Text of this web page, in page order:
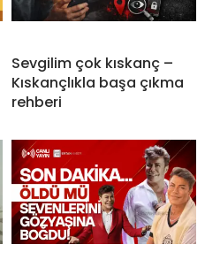
Sevgilim çok kıskanç –
Kıskançlıkla başa çıkma
rehberi